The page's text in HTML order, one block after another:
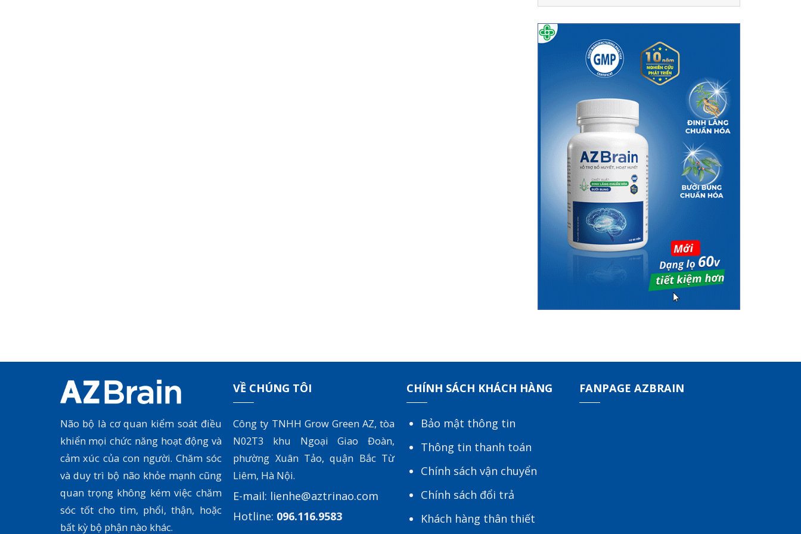
Não bộ là cơ quan kiểm soát điều
khiển mọi chức năng hoạt động và
cảm xúc của con người. Chăm sóc
và duy trì bộ não khỏe mạnh cũng
quan trọng không kém việc chăm
sóc tốt cho tim, phổi, thận, hoặc
bất kỳ bộ phận nào khác.
VỀ CHÚNG TÔI
Công ty TNHH Grow Green AZ, tòa
N02T3 khu Ngoại Giao Đoàn,
phường Xuân Tảo, quận Bắc Từ
Liêm, Hà Nội.
E-mail: lienhe@aztrinao.com
Hotline: 096.116.9583
CHÍNH SÁCH KHÁCH HÀNG
Bảo mật thông tin
Thông tin thanh toán
Chính sách vận chuyển
Chính sách đổi trả
Khách hàng thân thiết
FANPAGE AZBRAIN